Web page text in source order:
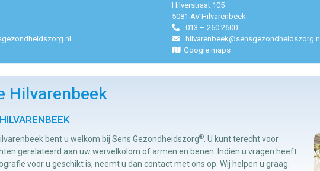
Hilverstraat 105
5081 AV Hilvarenbeek
013 – 260 2600
hilvarenbeek@sensgezondheidszorg.nl
Google maps
Hilvarenbeek
bent u welkom bij Sens Gezondheidszorg® . U kunt terecht voor
gerelateerd aan uw wervelkolom of armen en benen. Indien u vragen heeft
voor u geschikt is, neemt u dan contact met ons op. Wij helpen u graag.